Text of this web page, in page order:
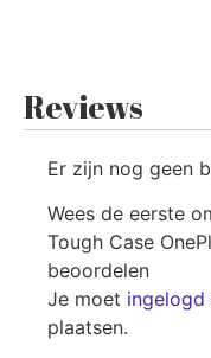
Reviews
Er zijn nog geen
Wees de eerste
Tough Case
beoordelen
Je moet ingelogd
plaatsen.